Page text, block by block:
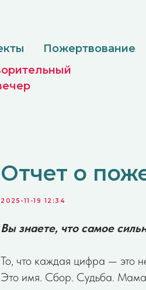
Пожертвование
Отчет о
2025-11-19 12:34
Вы знаете, что самое
То, что каждая цифра — это
Это имя. Сбор. Судьба.